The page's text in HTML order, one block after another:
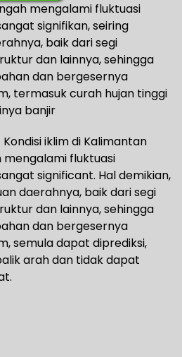
mengalami fluktuasi
signifikan, seiring
baik dari segi
dan lainnya, sehingga
dan bergesernya
termasuk curah hujan tinggi
banjir
Kondisi iklim di Kalimantan
mengalami fluktuasi
significant. Hal demikian,
daerahnya, baik dari segi
dan lainnya, sehingga
dan bergesernya
semula dapat diprediksi,
arah dan tidak dapat